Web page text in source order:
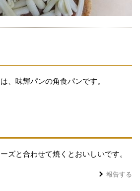
、味輝パンの角食パンです。
ズと合わせて焼くとおいしいです。
報告する